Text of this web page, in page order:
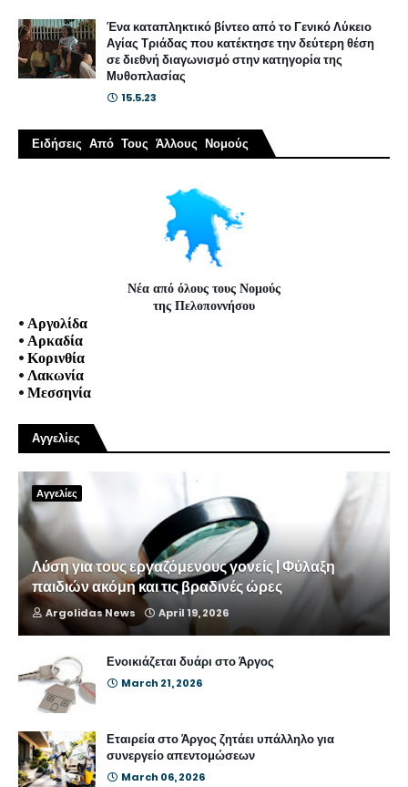
Ένα καταπληκτικό βίντεο από το Γενικό Λύκειο
Αγίας Τριάδας που κατέκτησε την δεύτερη θέση
σε διεθνή διαγωνισμό στην κατηγορία της
Μυθοπλασίας
15.5.23
Ειδήσεις Από Τους Άλλους Νομούς
Νέα από όλους τους Νομούς
της Πελοποννήσου
• Αργολίδα
• Αρκαδία
• Κορινθία
• Λακωνία
• Μεσσηνία
Αγγελίες
Αγγελίες
Λύση για τους εργαζόμενους γονείς | Φύλαξη
παιδιών ακόμη και τις βραδινές ώρες
Argolidas News April 19, 2026
Ενοικιάζεται δυάρι στο Άργος
March 21, 2026
Εταιρεία στο Άργος ζητάει υπάλληλο για
συνεργείο απεντομώσεων
March 06, 2026